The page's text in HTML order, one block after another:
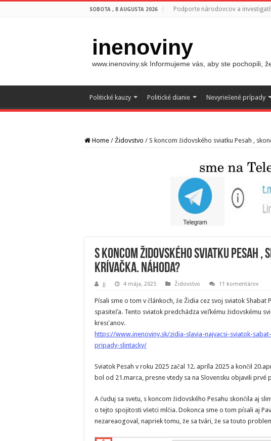
SOBOTA , 8 AUGUSTA 2026 Podporte národovcov a
inenoviny
www.inenoviny.sk Informujeme vás, aby ste pochopili,
Politické kauzy Politické dianie Nevyriešené prípady
Home / Židovstvo / S koncom židovského sviatku Pesah ,
S koncom židovského sviatku Pesah
krívačka. Náhoda?
jj 4 mája, 2025 Židovstvo 11 komentárov
Písali sme o tom v článkoch, že Židia cez svoj sviatok
spasiteľa. Tento sviatok predchádza veľkému židovskému
kresťanov.
https://www.inenoviny.sk/zidia-slavia-najvacsi-sviatok-
pripady-slintacky/
Sviatok Pesah v roku 2025 začal 12. apríla 2025 a končil
bol od 21.marca, presne vtedy sa na Slovensku objavili prvé
A čuduj sa svetu, s koncom židovského Pesahu skončila aj
o tejto spojitosti všetci mlčia. Dokonca sme o tom písali aj
nezareaogoval, napriek tomu, že sa tvári, že sa touto